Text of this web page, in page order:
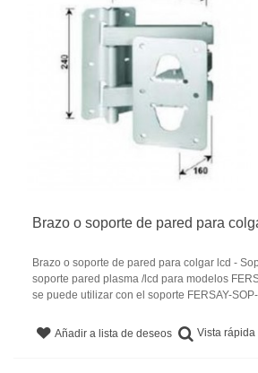
Brazo o soporte de pared para
Brazo o soporte de pared para colgar lcd -
soporte pared plasma /lcd para modelos
se puede utilizar con el soporte FERSAY-
Añadir a lista de deseos Vista rápida